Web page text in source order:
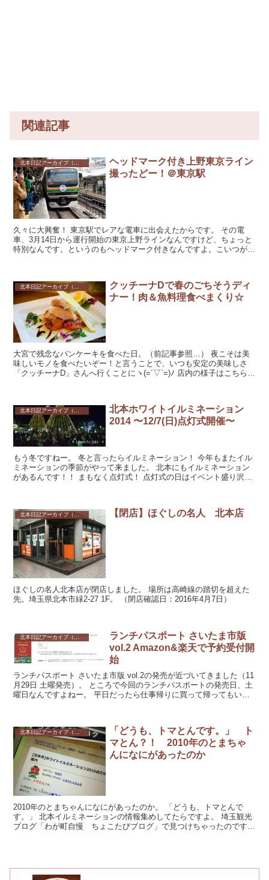
関連記事
北本日記アーカイブ（記録保存）
ヘッドマーク付き上野東京ライン
撮ったどー！＠東京駅
久々に大興奮！ 東京駅でレアな電車に出会えたからです。 その電
車、3月14日から運行開始の東京上野ラインなんですけど、ちょっと
特別なんです。というのもヘッドマーク付きなんですよ。こいつが期
北本日記アーカイブ（記録保存）
クッチーナDで春のごちそうディ
ナー！肉＆魚料理食べまくり☆
大宮で残念なパンケーキを食べた日。（前記事参照…） 夜こそは美
味しいモノを食べたいぞー！と言うことで、いつも安定の美味しさ
「クッチーナD」さんへ行くことにヽ(=´▽`=)ﾉ 店内の様子はこちらを
北本日記アーカイブ（記録保存）
北本ホワイトイルミネーション
2014 〜12/7(日)点灯式開催〜
もう冬ですねー。 冬と言ったらイルミネーション！ 今年もまたイル
ミネーションの季節がやって来ました。 北本にもイルミネーション
があるんです！！ まもなく点灯式！ 点灯式の日はイベント盛り沢
北本日記アーカイブ（記録保存） 【閉店】ほぐしの名人 北本店
ほぐしの名人北本店が閉店しました。 場所は高崎線の踏切を超えた
先。埼玉県北本市緑2-27 1F。 （閉店確認日：2016年4月7日）
ランチパスポート さいたま市版
vol.2 Amazon&楽天で予約受付開
始
ランチパスポート さいたま市版 vol.2の発売が近づいてきました（11
月29日 土曜発売）。 ところで今回のランチパスポートの発売日、土
曜日なんですよねー。 平日だったら仕事帰りに買って帰ってもいい
「どうも、トマとんです。」 ト
マとん？！ 2010年のとまちゃ
んになにがあったのか
2010年のとまちゃんになにがあったのか。 「どうも、トマとんで
す。」 北本イルミネーションの情報集めしてたらですよ。 埼玉観光
ブログ「わが町自慢 ちょこたびブログ」で見つけちゃったのです。